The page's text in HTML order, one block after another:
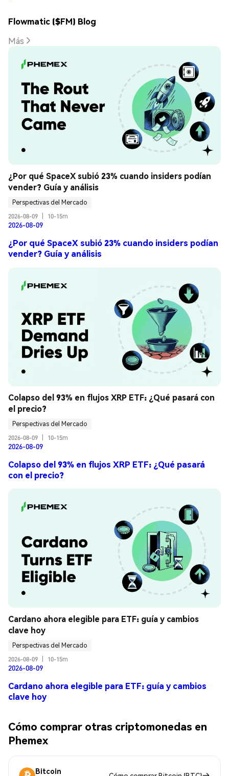
Flowmatic ($FM) Blog
Más
¿Por qué SpaceX subió 23% cuando insiders podían
vender? Guía y análisis
Perspectivas del Mercado
2026-08-09
10-15m
2026-08-09
¿Por qué SpaceX subió 23% cuando insiders podían
vender? Guía y análisis
Colapso del 93% en flujos XRP ETF: ¿Qué pasará con
el precio?
Perspectivas del Mercado
2026-08-09
10-15m
2026-08-09
Colapso del 93% en flujos XRP ETF: ¿Qué pasará
con el precio?
Cardano ahora elegible para ETF: guía y cambios
clave hoy
Perspectivas del Mercado
2026-08-09
10-15m
2026-08-09
Cardano ahora elegible para ETF: guía y cambios
clave hoy
Cómo comprar otras criptomonedas en
Phemex
Bitcoin